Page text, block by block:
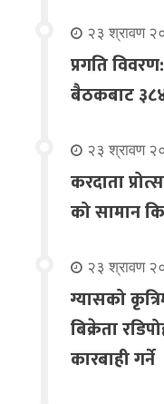
२३ श्रावण
प्रगति
बैठकबाट
२३ श्रावण
करदाता
को सामान
२३ श्रावण
ग्यासको
बिक्रेता
कारबाही गर्ने